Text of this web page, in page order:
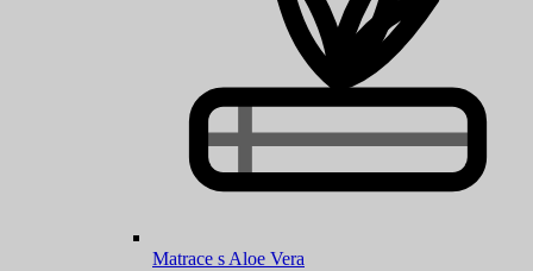
Matrace s Aloe Vera